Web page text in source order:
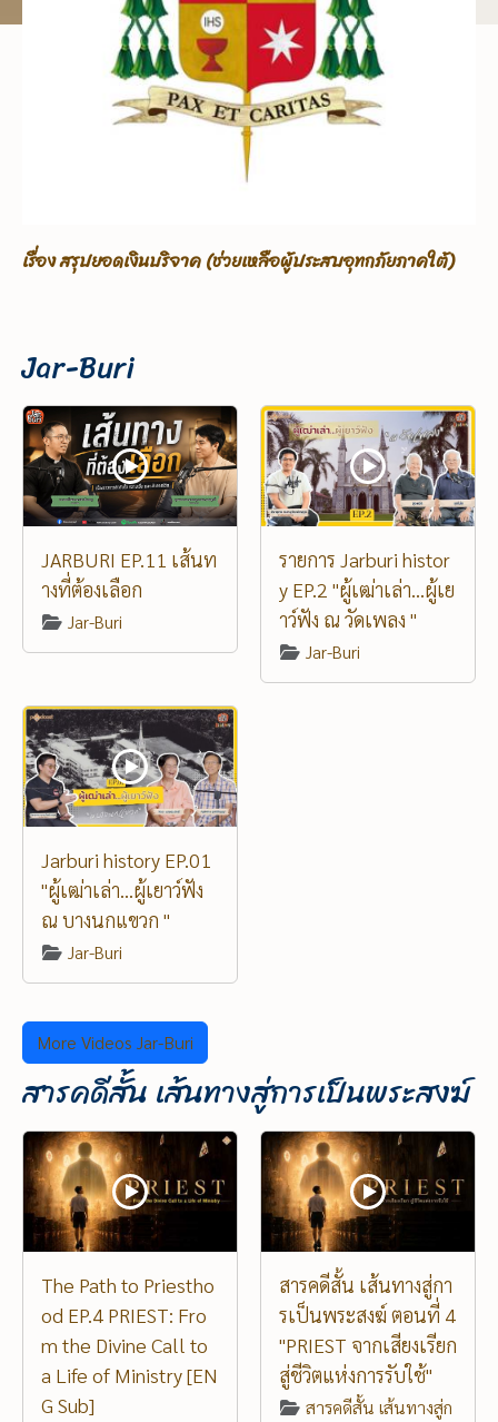
เรื่อง ขอรับบริจาคเพื่อช่วยเหลือผู้ประสบอุทกภัยภาคใต้
Jar-Buri
JARBURI EP.11 เส้นท
างที่ต้องเลือก
Jar-Buri
รายการ Jarburi histor
y EP.2 "ผู้เฒ่าเล่า...ผู้เย
าว์ฟัง ณ วัดเพลง "
Jar-Buri
Jarburi history EP.01
"ผู้เฒ่าเล่า...ผู้เยาว์ฟัง
ณ บางนกแขวก "
Jar-Buri
More Videos Jar-Buri
สารคดีสั้น เส้นทางสู่การเป็นพระสงฆ์
The Path to Priestho
od EP.4 PRIEST: Fro
m the Divine Call to
a Life of Ministry [EN
G Sub]
สารคดีสั้น เส้นทางสู่กา
รเป็นพระสงฆ์ ตอนที่ 4
"PRIEST จากเสียงเรียก
สู่ชีวิตแห่งการรับใช้"
สารคดีสั้น เส้นทางสู่ก